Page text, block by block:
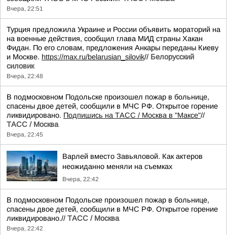
Вчера, 22:51
Турция предложила Украине и России объявить мораторий на
на военные действия, сообщил глава МИД страны Хакан
Фидан. По его словам, предложения Анкары переданы Киеву
и Москве. https://max.ru/belarusian_silovik// Белорусский
силовик
Вчера, 22:48
В подмосковном Подольске произошел пожар в больнице,
спасены двое детей, сообщили в МЧС РФ. Открытое горение
ликвидировано. Подпишись на ТАСС / Москва в "Максе"//
ТАСС / Москва
Вчера, 22:45
Варлей вместо Завьяловой. Как актеров
неожиданно меняли на съемках
Вчера, 22:42
В подмосковном Подольске произошел пожар в больнице,
спасены двое детей, сообщили в МЧС РФ. Открытое горение
ликвидировано.// ТАСС / Москва
Вчера, 22:42